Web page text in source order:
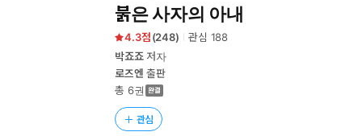
붉은 사자의 아내
4.3 (248) 관심 188
박죠죠저자
로즈엔 출판
총 6권
관심